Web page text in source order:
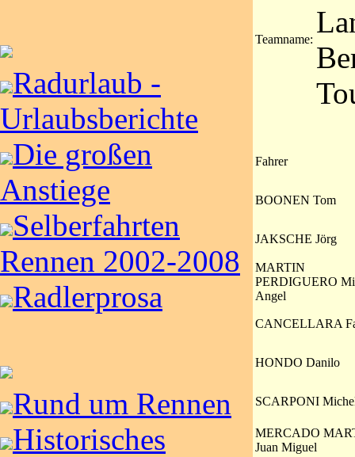
Radurlaub -
Urlaubsberichte
Die großen
Anstiege
Selberfahrten
Rennen 2002-2008
Radlerprosa
Rund um Rennen
Historisches
Teamname:
Fahrer
BOONEN Tom
JAKSCHE Jörg
MARTIN
PERDIGUERO
Angel
CANCELLARA
HONDO Danilo
SCARPONI
MERCADO
Juan Miguel